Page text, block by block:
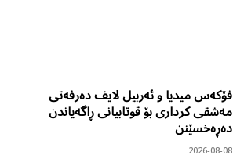
فۆکەس میدیا و ئەربیل لایف دەرفەتی
مەشقی کرداری بۆ قوتابیانی ڕاگەیاندن
دەڕەخسێنن
2026-08-08